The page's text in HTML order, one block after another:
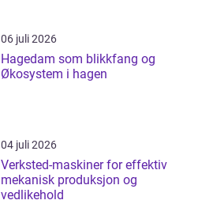
06 juli 2026
Hagedam som blikkfang og
Økosystem i hagen
04 juli 2026
Verksted-maskiner for effektiv
mekanisk produksjon og
vedlikehold